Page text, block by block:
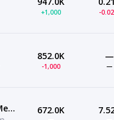
+1,000 -
852.0K
-1,000
—
—
Mientras tanto en Mexico
672.0K